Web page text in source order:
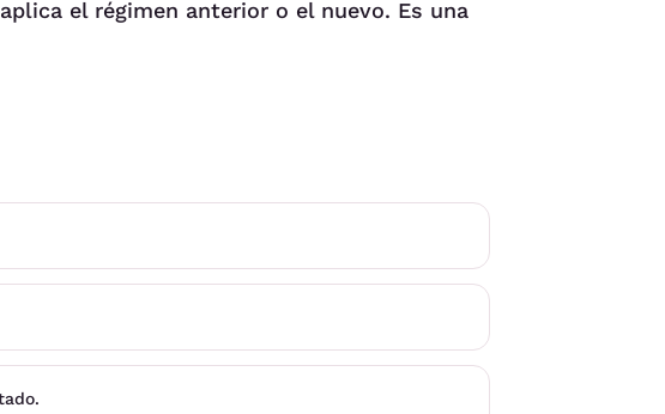
el régimen anterior o el nuevo. Es una